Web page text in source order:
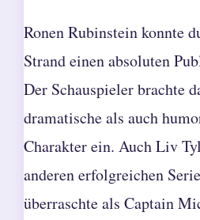
Ronen Rubinstein konnte
Strand einen absoluten
Der Schauspieler brachte
dramatische als auch
Charakter ein. Auch Liv
anderen erfolgreichen
überraschte als Captain